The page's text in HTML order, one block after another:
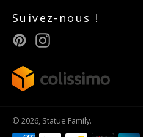
Suivez-nous !
Pinterest
© 2026, Statue Family.
Méthodes